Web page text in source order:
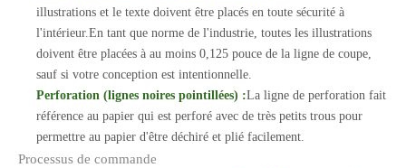
illustrations et le texte doivent être placés en toute sécurité à
l'intérieur.En tant que norme de l'industrie, toutes les illustrations
doivent être placées à au moins 0,125 pouce de la ligne de coupe,
sauf si votre conception est intentionnelle.
Perforation (lignes noires pointillées) :La ligne de perforation fait
référence au papier qui est perforé avec de très petits trous pour
permettre au papier d'être déchiré et plié facilement.
Processus de commande